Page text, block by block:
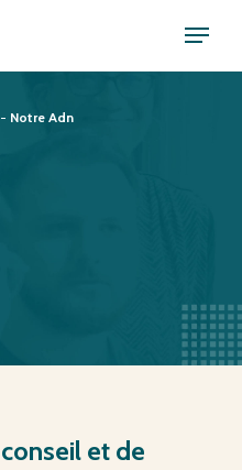
Menu
- Notre Adn
conseil et de
Close